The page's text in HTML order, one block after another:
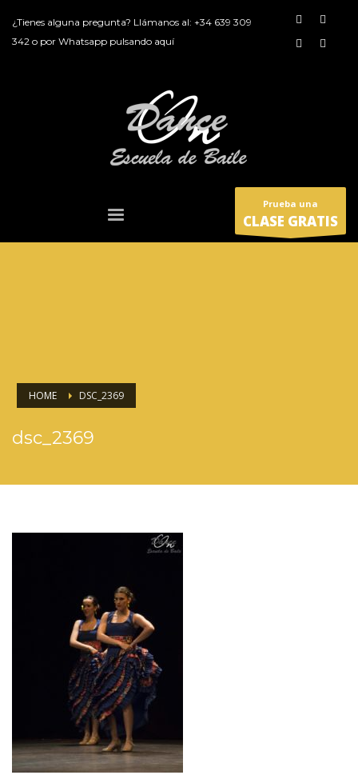
¿Tienes alguna pregunta? Llámanos al: +34 639 309
342 o por Whatsapp pulsando aquí
Prueba una
CLASE GRATIS
HOME DSC_2369
dsc_2369